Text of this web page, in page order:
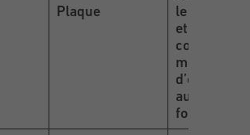
Plaque
le bris de
et de
modèle
d’essuie-
auprès de